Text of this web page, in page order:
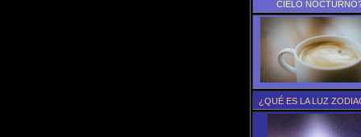
CIELO
¿QUÉ ES LA LUZ